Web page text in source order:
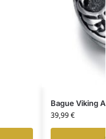
Bague Viking
39,99€